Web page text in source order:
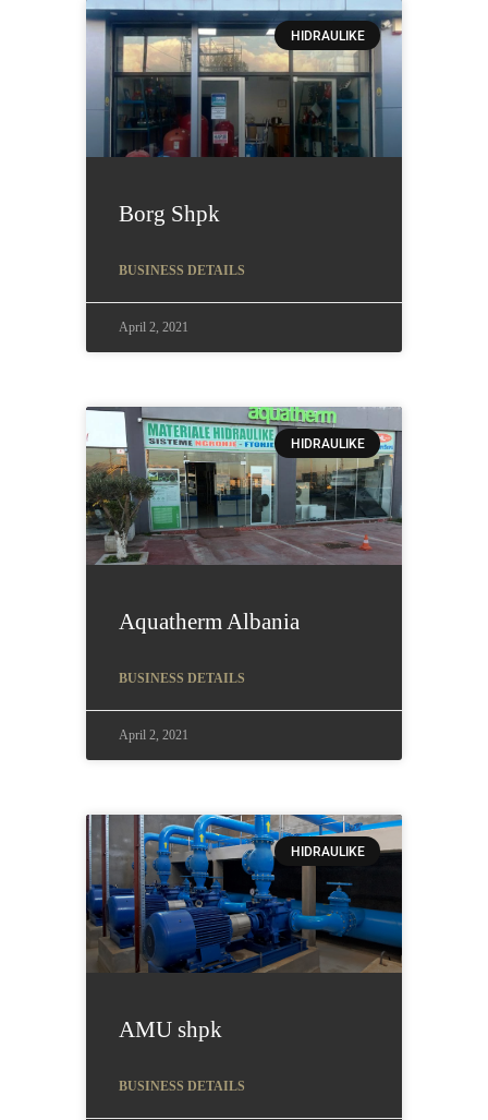
HIDRAULIKE
Borg Shpk
BUSINESS DETAILS
April 2, 2021
HIDRAULIKE
Aquatherm Albania
BUSINESS DETAILS
April 2, 2021
HIDRAULIKE
AMU shpk
BUSINESS DETAILS